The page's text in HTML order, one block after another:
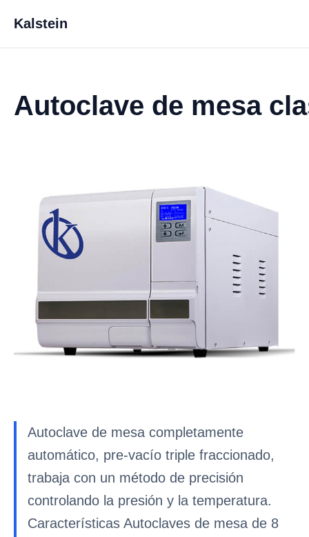
Kalstein
Autoclave de mesa
Autoclave de mesa completamente
automático, pre-vacío triple fraccionado,
trabaja con un método de precisión
controlando la presión y la temperatura.
Características Autoclaves de mesa de 8